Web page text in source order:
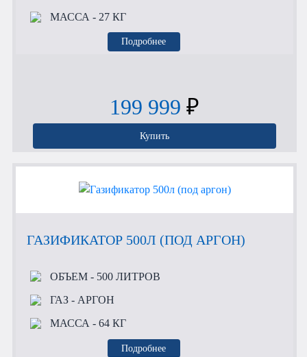
МАССА - 27 КГ
Подробнее
199 999 ₽
Купить
ГАЗИФИКАТОР 500Л (ПОД АРГОН)
ОБЪЕМ- 500 ЛИТРОВ
ГАЗ- АРГОН
МАССА - 64 КГ
Подробнее